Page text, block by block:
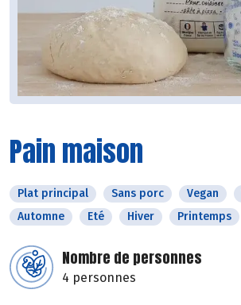
Pain maison
Plat principal Sans porc Vegan
Automne
Eté Hiver Printemps
Nombre de personnes
4 personnes